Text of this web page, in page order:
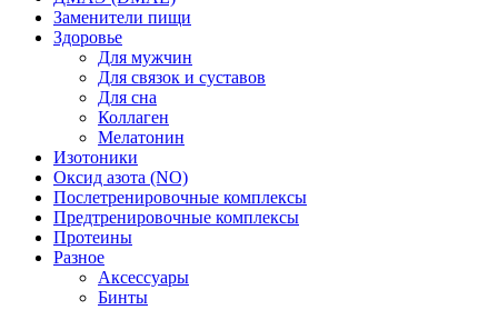
Заменители пищи
Здоровье
Для мужчин
Для связок и суставов
Для сна
Коллаген
Мелатонин
Изотоники
Оксид азота (NO)
Послетренировочные комплексы
Предтренировочные комплексы
Протеины
Разное
Аксессуары
Бинты